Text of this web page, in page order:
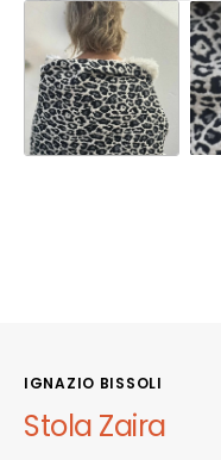
IGNAZIO BISSOLI
Stola Zaira